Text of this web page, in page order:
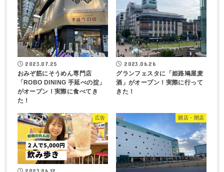
2023.07.25
おみぞ筋にそうめん専門店
「ROBO DINING 手延べの掟」
がオープン！実際に食べてき
た！
2023.06.26
グランフェスタに「姫路鳩屋麦
酒」がオープン！実際に行って
きた！
広告
2023.06.12
開店・閉店